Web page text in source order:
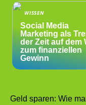
WISSEN
Social Media
Marketing als
der Zeit auf dem
zum finanziellen
Gewinn
Geld sparen: Wie